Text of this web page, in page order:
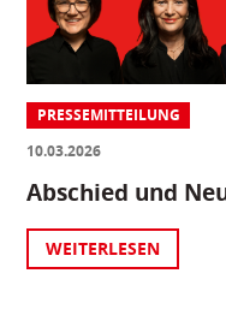
PRESSEMITTEILUNG
10.03.2026
Abschied und
WEITERLESEN